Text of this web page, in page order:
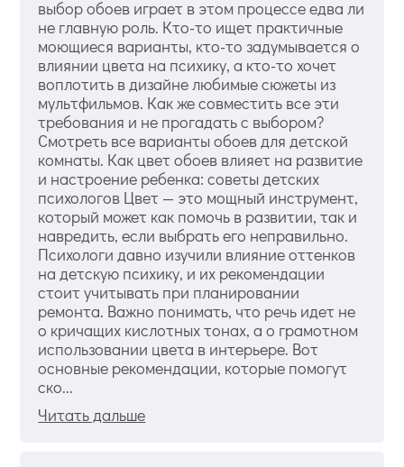
выбор обоев играет в этом процессе едва ли
не главную роль. Кто-то ищет практичные
моющиеся варианты, кто-то задумывается о
влиянии цвета на психику, а кто-то хочет
воплотить в дизайне любимые сюжеты из
мультфильмов. Как же совместить все эти
требования и не прогадать с выбором?
Смотреть все варианты обоев для детской
комнаты. Как цвет обоев влияет на развитие
и настроение ребенка: советы детских
психологов Цвет — это мощный инструмент,
который может как помочь в развитии, так и
навредить, если выбрать его неправильно.
Психологи давно изучили влияние оттенков
на детскую психику, и их рекомендации
стоит учитывать при планировании
ремонта. Важно понимать, что речь идет не
о кричащих кислотных тонах, а о грамотном
использовании цвета в интерьере. Вот
основные рекомендации, которые помогут
ско...
Читать дальше